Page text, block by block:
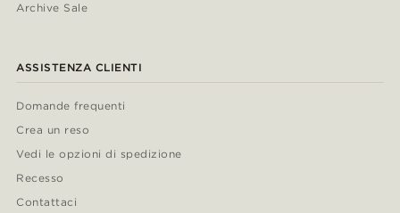
Archive Sale
ASSISTENZA CLIENTI
Domande frequenti
Crea un reso
Vedi le opzioni di spedizione
Recesso
Contattaci